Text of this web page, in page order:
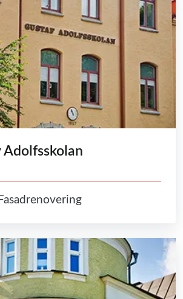
Adolfsskolan